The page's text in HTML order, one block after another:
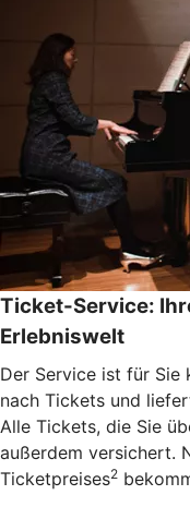
Ticket-Service:
Erlebniswelt
Der Service ist für Sie
nach Tickets und
Alle Tickets, die Sie
außerdem versichert.
Ticketpreises2